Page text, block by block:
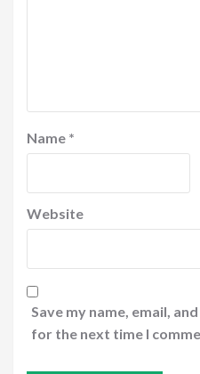
Name *
Website
Save my name, email,
for the next time I